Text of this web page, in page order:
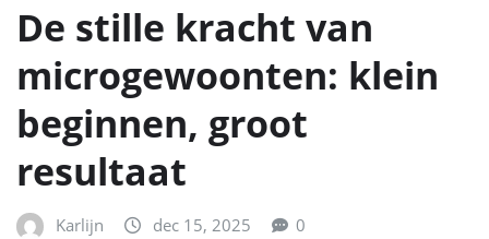
De stille kracht van
microgewoonten: klein
beginnen, groot
resultaat
Karlijn dec 15, 2025 0